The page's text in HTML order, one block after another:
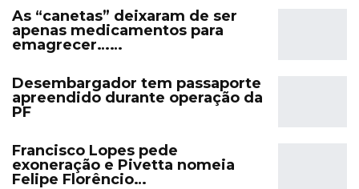
As “canetas” deixaram de ser
apenas medicamentos para
emagrecer……
Desembargador tem passaporte
apreendido durante operação da
PF
Francisco Lopes pede
exoneração e Pivetta nomeia
Felipe Florêncio…